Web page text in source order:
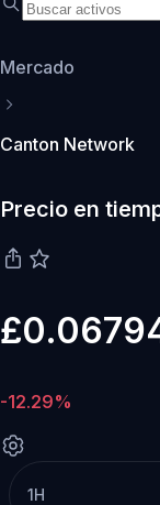
Mercado
Canton Network
Precio en
-12.29%
1H